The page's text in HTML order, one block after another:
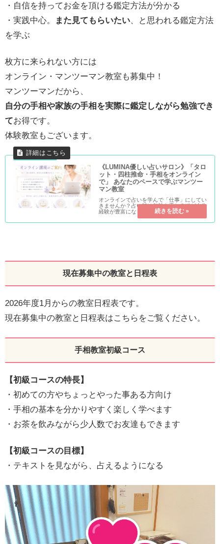
・自信を持ってお金を頂ける鑑定方法が分かる
・実践中心。
また見てもらいたい、と思われる鑑定方法
を学ぶ
枚方に来られない方には
オンライン・マンツーマン教室も募集中！
マンツーマンだから、
自分の手相や家族の手相を実際に鑑定しながら勉強でき
てお得です。
体験教室もございます。
《LUMINA優しい占いサロン》「タロ
ット・四柱推命・手相をオンライン
で」 あなたのペースで学ぶマンツー
マン教室
オンラインで占いを学んで「仕事」にしてい
きませんか？占い師は年齢を重ねるほど人生
経験が豊富になり信用度が増すお仕事です。
年金＋〇万円の収入が生涯入ってくることも
可能です。たとえ1万円でも、年金以外が入
現在募集中の教室と日程表
2026年度1月からの教室日程表です。
現在募集中の教室と日程表はこちらをご覧ください。
手相教室初級コース
【初級コースの特長】
・初めての方やちょっとやった事ある方向け
・手相の基本を分かりやすく楽しく学べます
・お茶を飲みながら少人数でお友達もできます
【初級コースの目標】
・テキストを見ながら、占えるようになる